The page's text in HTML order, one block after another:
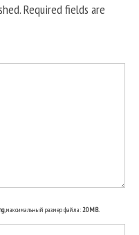
Required fields are
, максимальный размер файла:20MB.